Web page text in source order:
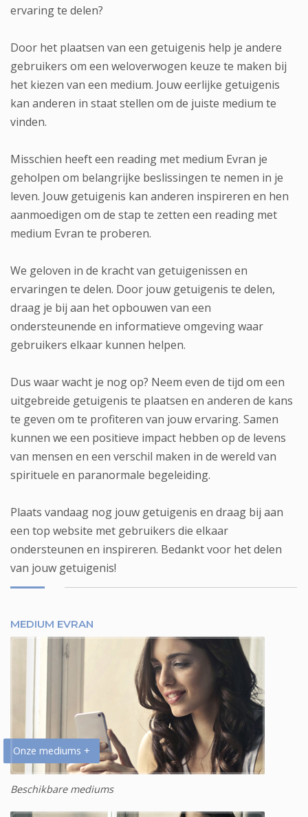
ervaring te delen?
Door het plaatsen van een getuigenis help je andere
gebruikers om een weloverwogen keuze te maken bij
het kiezen van een medium. Jouw eerlijke getuigenis
kan anderen in staat stellen om de juiste medium te
vinden.
Misschien heeft een reading met medium Evran je
geholpen om belangrijke beslissingen te nemen in je
leven. Jouw getuigenis kan anderen inspireren en hen
aanmoedigen om de stap te zetten een reading met
medium Evran te proberen.
We geloven in de kracht van getuigenissen en
ervaringen te delen. Door jouw getuigenis te delen,
draag je bij aan het opbouwen van een
ondersteunende en informatieve omgeving waar
gebruikers elkaar kunnen helpen.
Dus waar wacht je nog op? Neem even de tijd om een
uitgebreide getuigenis te plaatsen en anderen de kans
te geven om te profiteren van jouw ervaring. Samen
kunnen we een positieve impact hebben op de levens
van mensen en een verschil maken in de wereld van
spirituele en paranormale begeleiding.
Plaats vandaag nog jouw getuigenis en draag bij aan
een top website met gebruikers die elkaar
ondersteunen en inspireren. Bedankt voor het delen
van jouw getuigenis!
MEDIUM EVRAN
Onze mediums +
Beschikbare mediums